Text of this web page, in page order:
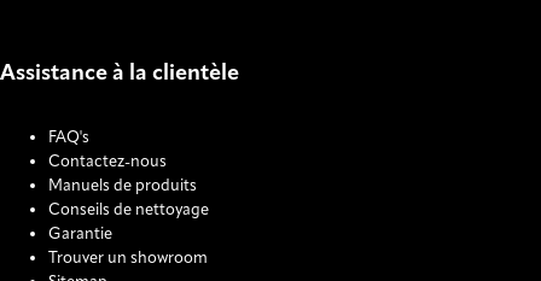
Assistance à la clientèle
FAQ's
Contactez-nous
Manuels de produits
Conseils de nettoyage
Garantie
Trouver un showroom